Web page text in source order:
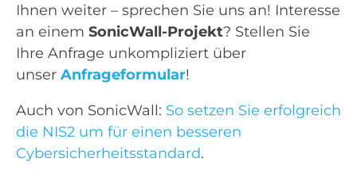
Ihnen weiter – sprechen Sie uns an! Interesse
an einem SonicWall-Projekt? Stellen Sie
Ihre Anfrage unkompliziert über
unser Anfrageformular!
Auch von SonicWall: So setzen Sie erfolgreich
die NIS2 um für einen besseren
Cybersicherheitsstandard.